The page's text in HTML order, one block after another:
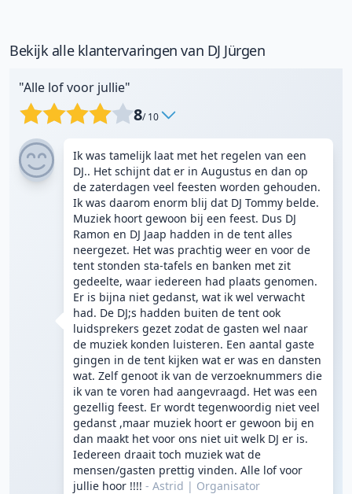
Bekijk alle klantervaringen van DJ Jürgen
"Alle lof voor jullie"
8/ 10
Ik was tamelijk laat met het regelen van een
DJ.. Het schijnt dat er in Augustus en dan op
de zaterdagen veel feesten worden gehouden.
Ik was daarom enorm blij dat DJ Tommy belde.
Muziek hoort gewoon bij een feest. Dus DJ
Ramon en DJ Jaap hadden in de tent alles
neergezet. Het was prachtig weer en voor de
tent stonden sta-tafels en banken met zit
gedeelte, waar iedereen had plaats genomen.
Er is bijna niet gedanst, wat ik wel verwacht
had. De DJ;s hadden buiten de tent ook
luidsprekers gezet zodat de gasten wel naar
de muziek konden luisteren. Een aantal gaste
gingen in de tent kijken wat er was en dansten
wat. Zelf genoot ik van de verzoeknummers die
ik van te voren had aangevraagd. Het was een
gezellig feest. Er wordt tegenwoordig niet veel
gedanst ,maar muziek hoort er gewoon bij en
dan maakt het voor ons niet uit welk DJ er is.
Iedereen draait toch muziek wat de
mensen/gasten prettig vinden. Alle lof voor
jullie hoor !!!! - Astrid | Organisator